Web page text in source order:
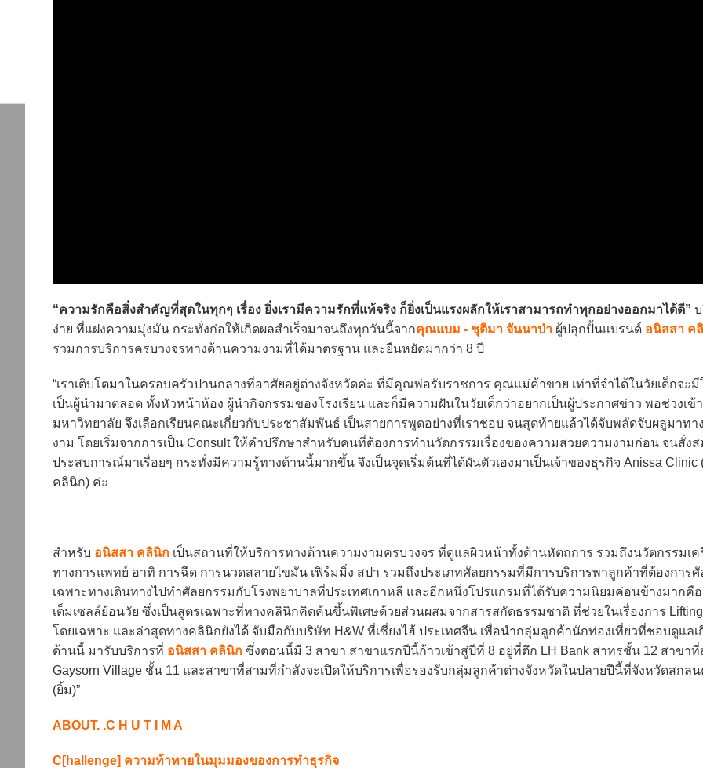
“ความรักคือสิ่งสำคัญที่สุดในทุกๆ เรื่อง ยิ่งเรามีความรักที่แท้จริง ก็ยิ่งเป็นแรงผลักให้เราสามารถทำทุกอย่างออกมาได้ดี”
ง่าย ที่แฝงความมุ่งมัน กระทั่งก่อให้เกิดผลสำเร็จมาจนถึงทุกวันนี้จากคุณแบม - ชุติมา จันนาป่า ผู้ปลุกปั้นแบรนด์ อนิสสา ค
รวมการบริการครบวงจรทางด้านความงามที่ได้มาตรฐาน และยืนหยัดมากว่า 8 ปี
“เราเติบโตมาในครอบครัวปานกลางที่อาศัยอยู่ต่างจังหวัดค่ะ ที่มีคุณพ่อรับราชการ คุณแม่ค้าขาย เท่าที่จำได้ในวัยเด็กจะมี
เป็นผู้นำมาตลอด ทั้งหัวหน้าห้อง ผู้นำกิจกรรมของโรงเรียน และก็มีความฝันในวัยเด็กว่าอยากเป็นผู้ประกาศข่าว พอช่วงเข้า
มหาวิทยาลัย จึงเลือกเรียนคณะเกี่ยวกับประชาสัมพันธ์ เป็นสายการพูดอย่างที่เราชอบ จนสุดท้ายแล้วได้จับพลัดจับผลูมาทา
งาม โดยเริ่มจากการเป็น Consult ให้คำปรึกษาสำหรับคนที่ต้องการทำนวัตกรรมเรื่องของความสวยความงามก่อน จนสั่งส
ประสบการณ์มาเรื่อยๆ กระทั่งมีความรู้ทางด้านนี้มากขึ้น จึงเป็นจุดเริ่มต้นที่ได้ผันตัวเองมาเป็นเจ้าของธุรกิจ Anissa Clinic
คลินิก) ค่ะ
สำหรับ อนิสสา คลินิก เป็นสถานที่ให้บริการทางด้านความงามครบวงจร ที่ดูแลผิวหน้าทั้งด้านหัตถการ รวมถึงนวัตกรรมเค
ทางการแพทย์ อาทิ การฉีด การนวดสลายไขมัน เฟิร์มมิ่ง สปา รวมถึงประเภทศัลยกรรมที่มีการบริการพาลูกค้าที่ต้องการศั
เฉพาะทางเดินทางไปทำศัลยกรรมกับโรงพยาบาลที่ประเทศเกาหลี และอีกหนึ่งโปรแกรมที่ได้รับความนิยมค่อนข้างมากคื
เต็มเซลล์ย้อนวัย ซึ่งเป็นสูตรเฉพาะที่ทางคลินิกคิดค้นขึ้นพิเศษด้วยส่วนผสมจากสารสกัดธรรมชาติ ที่ช่วยในเรื่องการ
โดยเฉพาะ และล่าสุดทางคลินิกยังได้ จับมือกับบริษัท H&W ที่เซี่ยงไฮ้ ประเทศจีน เพื่อนำกลุ่มลูกค้านักท่องเที่ยวที่ชอบดูแลเ
ด้านนี้ มารับบริการที่ อนิสสา คลินิก ซึ่งตอนนี้มี 3 สาขา สาขาแรกปีนี้ก้าวเข้าสู่ปีที่ 8 อยู่ที่ตึก LH Bank สาทรชั้น 12 สาขาที่
Gaysorn Village ชั้น 11 และสาขาที่สามที่กำลังจะเปิดให้บริการเพื่อรองรับกลุ่มลูกค้าต่างจังหวัดในปลายปีนี้ที่จังหวัดสกล
(ยิ้ม)”
ABOUT. .C H U T I M A
C[hallenge] ความท้าทายในมุมมองของการทำธุรกิจ